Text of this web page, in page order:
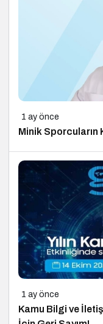
1 ay önce
Minik Sporcuların
1 ay önce
Kamu Bilgi ve